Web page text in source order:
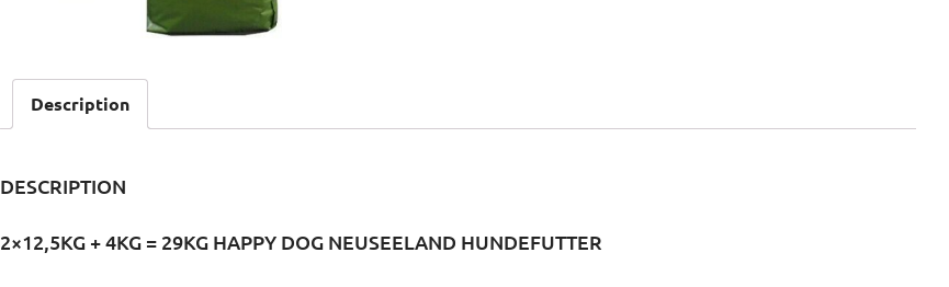
Description
DESCRIPTION
2×12,5KG + 4KG = 29KG HAPPY DOG NEUSEELAND HUNDEFUTTER